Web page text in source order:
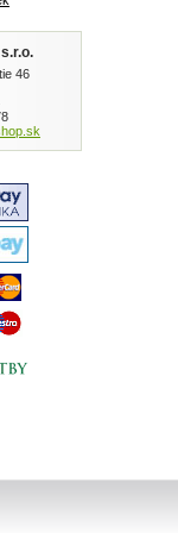
46